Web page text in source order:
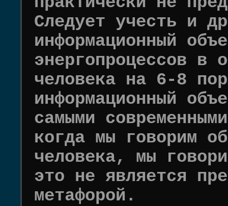
Следует учесть и
информационный
энергопроцессов в
человека на 6-8
информационный
самыми
когда мы говорим
человека, мы
это не является
метафорой.